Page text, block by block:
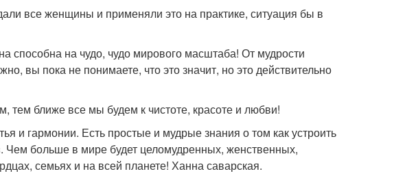
все женщины и применяли это на практике, ситуация бы в
способна на чудо, чудо мирового масштаба! От мудрости
вы пока не понимаете, что это значит, но это действительно
тем ближе все мы будем к чистоте, красоте и любви!
и гармонии. Есть простые и мудрые знания о том как устроить
Чем больше в мире будет целомудренных, женственных,
семьях и на всей планете! Ханна саварская.